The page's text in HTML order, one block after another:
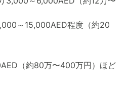
～15,000AED程度（約20
（約80万〜400万円）ほど